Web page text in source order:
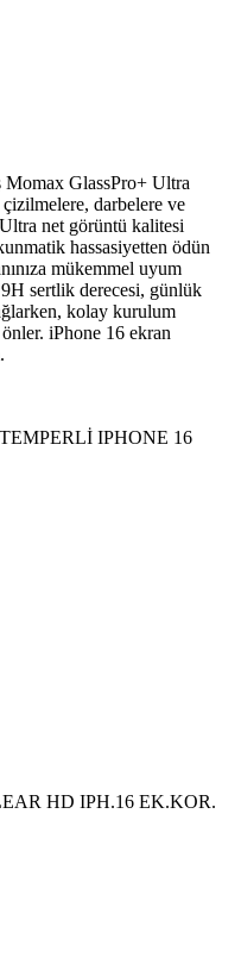
Momax GlassPro+ Ultra
çizilmelere, darbelere ve
net görüntü kalitesi
hassasiyetten ödün
mükemmel uyum
sertlik derecesi, günlük
kolay kurulum
iPhone 16 ekran
IPHONE 16
HD IPH.16 EK.KOR.